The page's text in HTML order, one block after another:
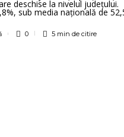
deschise la nivelul
sub media națională de
0 5 min de citire